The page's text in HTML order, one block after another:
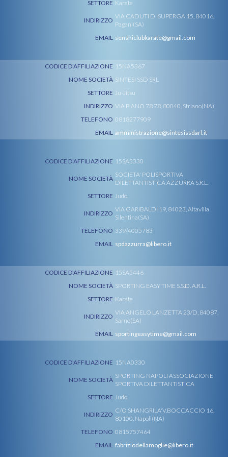
SETTORE Karate
INDIRIZZO
VIA CADUTI DI SUPERGA 15, 84016,
Pagani(SA)
EMAIL senshiclubkarate@gmail.com
CODICE D'AFFILIAZIONE 15NA5367
NOME SOCIETÀ SINTESI SSD SRL
SETTORE Ju-Jitsu
INDIRIZZO VIA PIANO 78 78, 80040, Striano(NA)
TELEFONO 0818277909
EMAIL amministrazione@sintesissdarl.it
CODICE D'AFFILIAZIONE 15SA3330
NOME SOCIETÀ
SOCIETA' POLISPORTIVA
DILETTANTISTICA AZZURRA S.R.L.
SETTORE Judo
INDIRIZZO
VIA GARIBALDI 19, 84023, Altavilla
Silentina(SA)
TELEFONO 339/4005783
EMAIL spdazzurra@libero.it
CODICE D'AFFILIAZIONE 15SA5446
NOME SOCIETÀ SPORTING EASY TIME S.S.D. A.R.L.
SETTORE Karate
INDIRIZZO
VIA ANGELO LANZETTA 23/D, 84087,
Sarno(SA)
EMAIL sportingeasytime@gmail.com
CODICE D'AFFILIAZIONE 15NA0330
NOME SOCIETÀ
SPORTING NAPOLI ASSOCIAZIONE
SPORTIVA DILETTANTISTICA
SETTORE Judo
INDIRIZZO
C/O SHANGRILA'V.BOCCACCIO 16,
80100, Napoli(NA)
TELEFONO 0815757464
EMAIL fabriziodellamoglie@libero.it